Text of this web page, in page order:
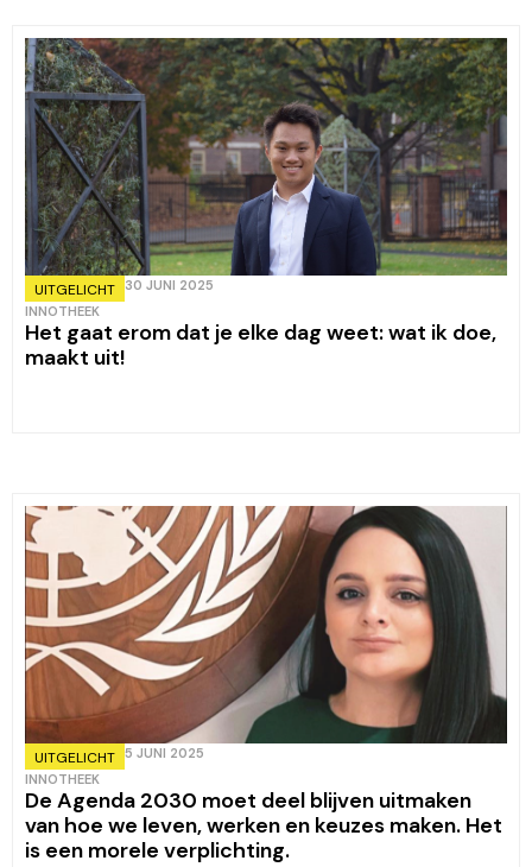
UITGELICHT
30 JUNI 2025
INNOTHEEK
Het gaat erom dat je elke dag weet: wat ik doe,
maakt uit!
UITGELICHT 5 JUNI 2025
INNOTHEEK
De Agenda 2030 moet deel blijven uitmaken
van hoe we leven, werken en keuzes maken. Het
is een morele verplichting.